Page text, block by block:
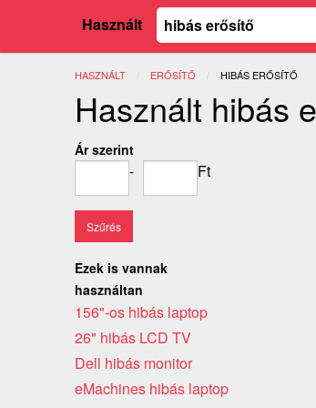
Használt
HASZNÁLT ERŐSÍTŐ JELENLEGI:
HIBÁS ERŐSÍTŐ
Használt hibás
Ár szerint
- Ft
Ezek is vannak
használtan
156"-os hibás laptop
26" hibás LCD TV
Dell hibás monitor
eMachines hibás laptop